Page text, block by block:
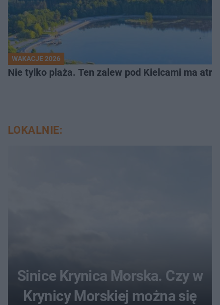
WAKACJE 2026
Nie tylko plaża. Ten zalew pod Kielcami ma
LOKALNIE:
Sinice Krynica Morska. Czy w
Krynicy Morskiej można się